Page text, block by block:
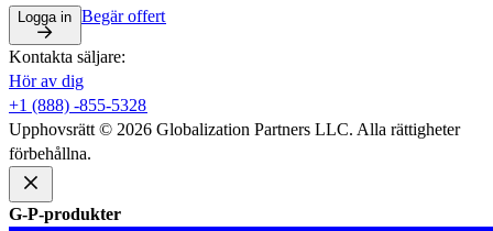
Logga in​​ Begär offert​​
Kontakta säljare:​​
Hör av dig​​
+1 (888) -855-5328​​
Upphovsrätt © 2026 Globalization Partners LLC. Alla rättigheter
förbehållna.​​
G-P-produkter​​